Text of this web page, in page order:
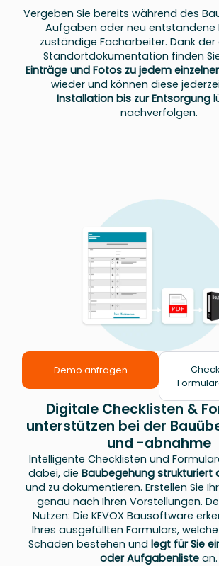
Vergeben Sie bereits während des
Aufgaben oder neu entstandene
zuständige Facharbeiter. Dank
Standortdokumentation finden
Einträge und Fotos zu jedem
wieder und können diese
Installation bis zur Entsorgung
nachverfolgen.
Digitale Checklisten &
unterstützen bei der
und -abnahme
Intelligente Checklisten und
dabei, die Baubegehung strukturiert
und zu dokumentieren. Erstellen Sie
genau nach Ihren Vorstellungen.
Nutzen: Die KEVOX Bausoftware
Ihres ausgefüllten Formulars,
Schäden bestehen und legt für Sie
oder Aufgabenliste an.
Demo anfragen